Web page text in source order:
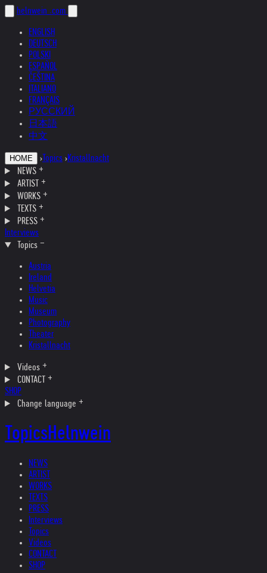
helnwein .com
ENGLISH
DEUTSCH
POLSKI
ESPAÑOL
ČEŠTINA
ITALIANO
FRANÇAIS
РУССКИЙ
日本語
中文
HOME › Topics ›Kristallnacht
NEWS
ARTIST
WORKS
TEXTS
PRESS
Interviews
Topics
Austria
Ireland
Helvetia
Music
Museum
Photography
Theater
Kristallnacht
Videos
CONTACT
SHOP
Change language
TopicsHelnwein
NEWS
ARTIST
WORKS
TEXTS
PRESS
Interviews
Topics
Videos
CONTACT
SHOP